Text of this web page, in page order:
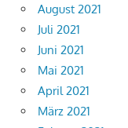
August 2021
Juli 2021
Juni 2021
Mai 2021
April 2021
März 2021